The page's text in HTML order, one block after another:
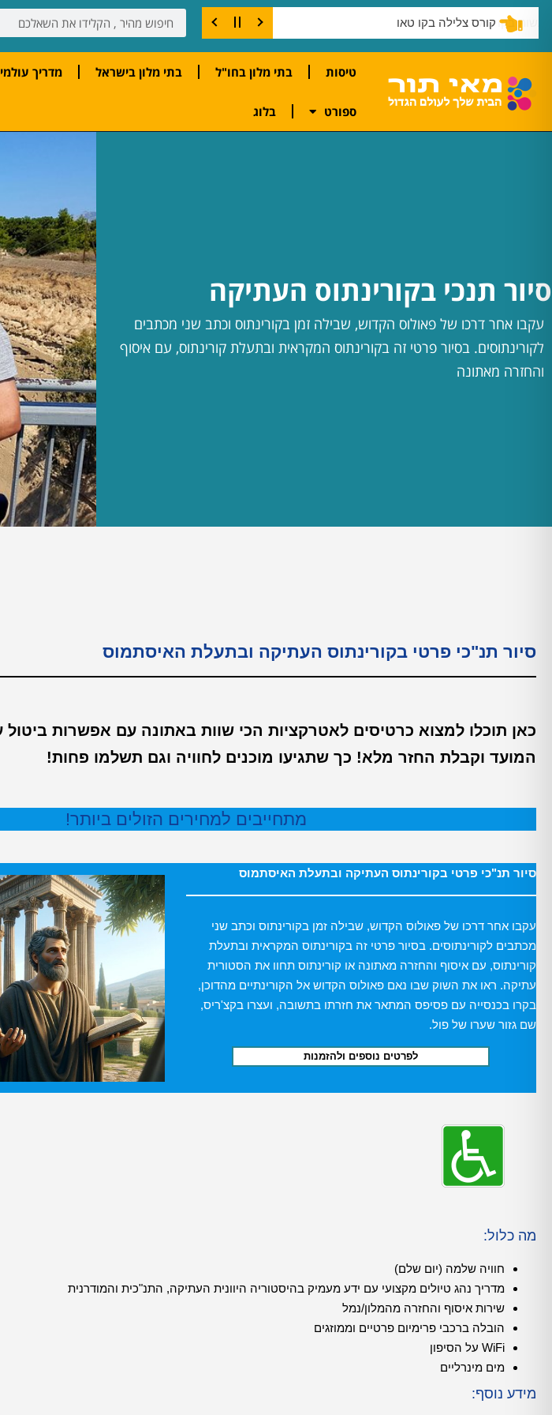
דברים שחייבים לעשות בקו טאו
טיסות בתי מלון בחו"ל בתי מלון בישראל מדריך עולמי
ספורט בלוג
סיור תנכי בקורינתוס העתיקה
עקבו אחר דרכו של פאולוס הקדוש, שבילה זמן בקורינתוס וכתב שני מכתבים
לקורינתוסים. בסיור פרטי זה בקורינתוס המקראית ובתעלת קורינתוס, עם איסוף
והחזרה מאתונה
סיור תנ"כי פרטי בקורינתוס העתיקה ובתעלת האיסתמוס
המועד וקבלת החזר מלא! כך שתגיעו מוכנים לחוויה וגם תשלמו פחות!
מתחייבים למחירים הזולים ביותר!
סיור תנ"כי פרטי בקורינתוס העתיקה ובתעלת האיסתמוס
עקבו אחר דרכו של פאולוס הקדוש, שבילה זמן בקורינתוס וכתב שני
מכתבים לקורינתוסים. בסיור פרטי זה בקורינתוס המקראית ובתעלת
קורינתוס, עם איסוף והחזרה מאתונה או קורינתוס תחוו את הסטורית
עתיקה. ראו את השוק שבו נאם פאולוס הקדוש אל הקורינתיים מהדוכן,
בקרו בכנסייה עם פסיפס המתאר את חזרתו בתשובה, ועצרו בקצ'ריס,
שם גזור שערו של פול.
לפרטים נוספים ולהזמנות
מה כלול:
חוויה שלמה (יום שלם)
מדריך נהג טיולים מקצועי עם ידע מעמיק בהיסטוריה היוונית העתיקה, התנ"כית והמודרנית
שירות איסוף והחזרה מהמלון/נמל
הובלה ברכבי פרימיום פרטיים וממוזגים
WiFi על הסיפון
מים מינרליים
מידע נוסף: